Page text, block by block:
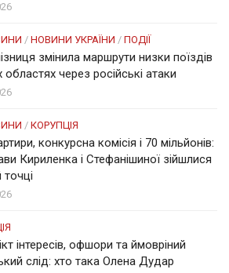
/ НОВИНИ УКРАЇНИ / ПОДІЇ
змінила маршрути низки поїздів
областях через російські атаки
/ КОРУПЦІЯ
конкурсна комісія і 70 мільйонів:
Кириленка і Стефанішиної зійшлися
точці
інтересів, офшори та ймовріний
слід: хто така Олена Дудар